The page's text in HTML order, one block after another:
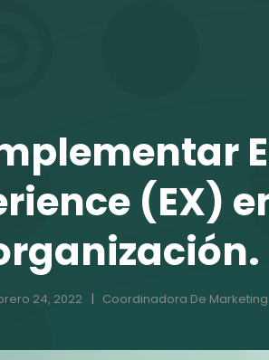
(EX)
24, 2022 Coordinadora De Marketing